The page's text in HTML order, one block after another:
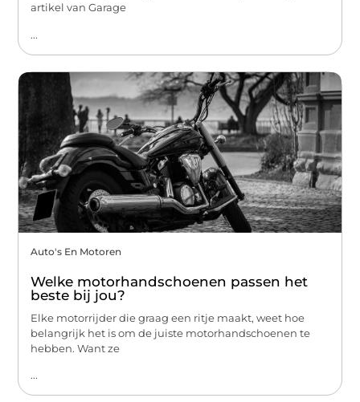
artikel van Garage
...
Auto's En Motoren
Welke motorhandschoenen passen het
beste bij jou?
Elke motorrijder die graag een ritje maakt, weet hoe
belangrijk het is om de juiste motorhandschoenen te
hebben. Want ze
...